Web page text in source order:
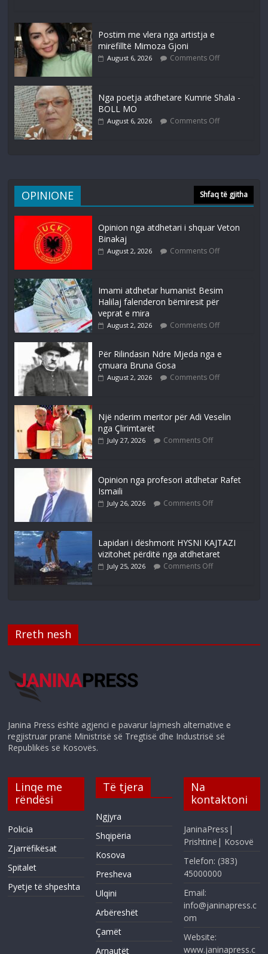
Postim me vlera nga artistja e
mirëfilltë Mimoza Gjoni
August 6, 2026 Comments Off
Nga poetja atdhetare Kumrie Shala -
BOLL MO
August 6, 2026 Comments Off
OPINIONE Shfaq të gjitha
Opinion nga atdhetari i shquar Veton
Binakaj
August 2, 2026 Comments Off
Imami atdhetar humanist Besim
Halilaj falenderon bëmiresit për
veprat e mira
August 2, 2026 Comments Off
Për Rilindasin Ndre Mjeda nga e
çmuara Bruna Gosa
August 2, 2026 Comments Off
Një nderim meritor për Adi Veselin
nga Çlirimtarët
July 27, 2026 Comments Off
Opinion nga profesori atdhetar Rafet
Ismaili
July 26, 2026 Comments Off
Lapidari i dëshmorit HYSNI KAJTAZI
vizitohet përditë nga atdhetaret
July 25, 2026 Comments Off
Rreth nesh
Janina Press është agjenci e pavarur lajmesh alternative e
regjistruar pranë Ministrisë së Tregtisë dhe Industrisë së
Republikës së Kosovës.
Linqe me
rëndësi
Policia
Zjarrëfikësat
Spitalet
Pyetje të shpeshta
Të tjera
Ngjyra
Shqipëria
Kosova
Presheva
Ulqini
Arbëreshët
Çamët
Arnautët
Na
kontaktoni
JaninaPress|
Prishtinë| Kosovë
Telefon: (383)
45000000
Email:
info@janinapress.c
om
Website:
www.janinapress.c